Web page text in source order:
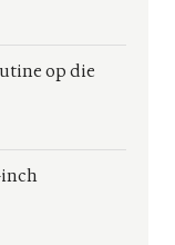
op die
inch